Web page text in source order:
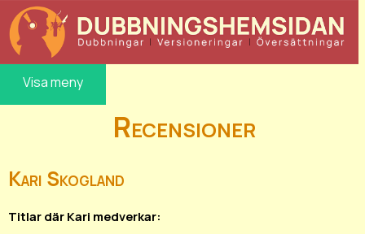
Visa meny
Recensioner
Kari Skogland
Titlar där Kari medverkar: